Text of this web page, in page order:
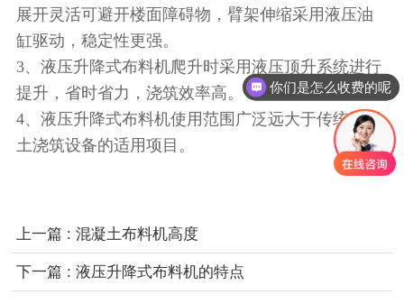
展开灵活可避开楼面障碍物，臂架伸缩采用液压油
缸驱动，稳定性更强。
3、液压升降式布料机爬升时采用液压顶升系统进行
提升，省时省力，浇筑效率高。
4、液压升降式布料机使用范围广泛远大于传统混凝
土浇筑设备的适用项目。
上一篇 : 混凝土布料机高度
下一篇 : 液压升降式布料机的特点
你们是怎么收费的呢